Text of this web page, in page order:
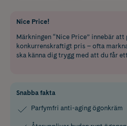
Nice Price!
Märkningen “Nice Price” innebär
konkurrenskraftigt pris – ofta
ska känna dig trygg med att du får
Snabba fakta
Parfymfri anti-aging ögonkräm